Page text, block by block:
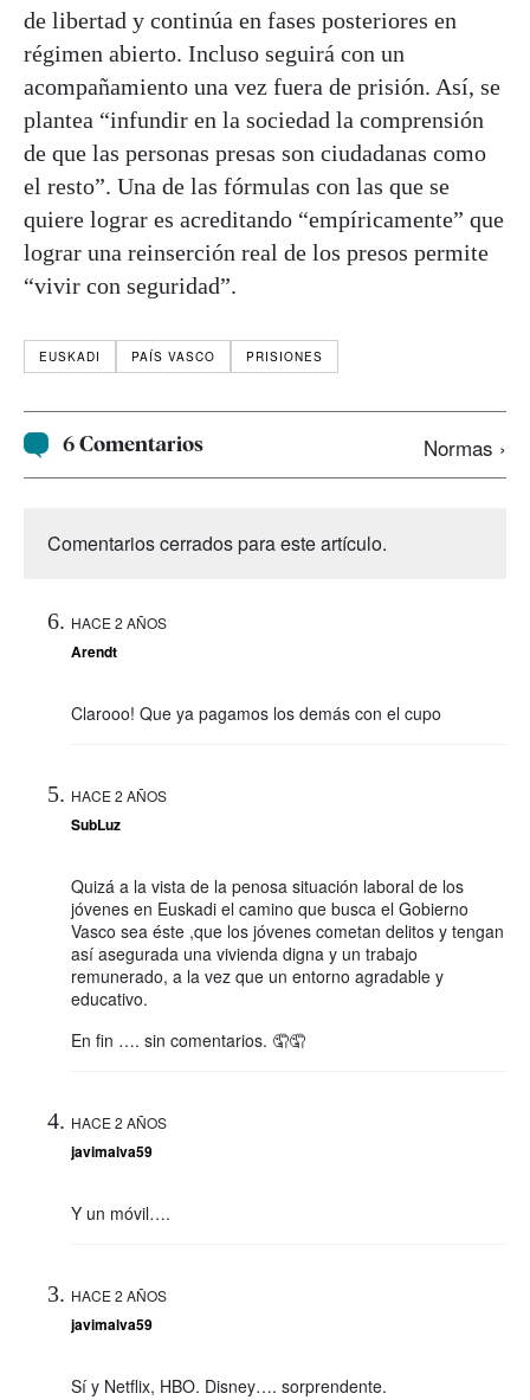
de libertad y continúa en fases posteriores en
régimen abierto. Incluso seguirá con un
acompañamiento una vez fuera de prisión. Así, se
plantea “infundir en la sociedad la comprensión
de que las personas presas son ciudadanas como
el resto”. Una de las fórmulas con las que se
quiere lograr es acreditando “empíricamente” que
lograr una reinserción real de los presos permite
“vivir con seguridad”.
EUSKADI PAÍS VASCO PRISIONES
6 Comentarios Normas ›
Comentarios cerrados para este artículo.
HACE 2 AÑOS
Arendt
Clarooo! Que ya pagamos los demás con el cupo
HACE 2 AÑOS
SubLuz
Quizá a la vista de la penosa situación laboral de los
jóvenes en Euskadi el camino que busca el Gobierno
Vasco sea éste ,que los jóvenes cometan delitos y tengan
así asegurada una vivienda digna y un trabajo
remunerado, a la vez que un entorno agradable y
educativo.
En fin …. sin comentarios. 🤦🤦
HACE 2 AÑOS
javimalva59
Y un móvil….
HACE 2 AÑOS
javimalva59
Sí y Netflix, HBO. Disney…. sorprendente.